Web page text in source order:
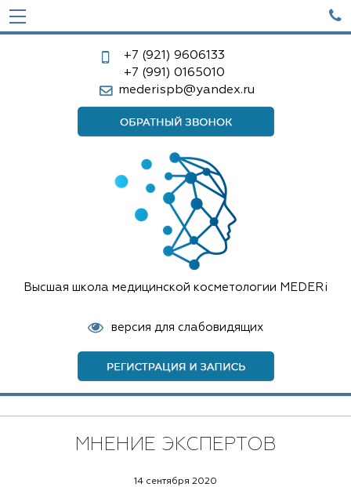

+7 (921) 9606133
+7 (991) 0165010
mederispb@yandex.ru
Высшая школа медицинской косметологии MEDERi
версия для слабовидящих
МНЕНИЕ ЭКСПЕРТОВ
14 сентября 2020